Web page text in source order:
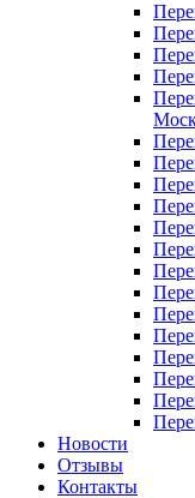
Новости
Отзывы
Контакты